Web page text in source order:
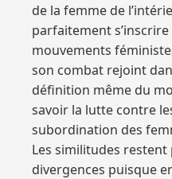
de la femme de
parfaitement
mouvements
son combat rejoint
définition même du
savoir la lutte contre
subordination des
Les similitudes
divergences puisque